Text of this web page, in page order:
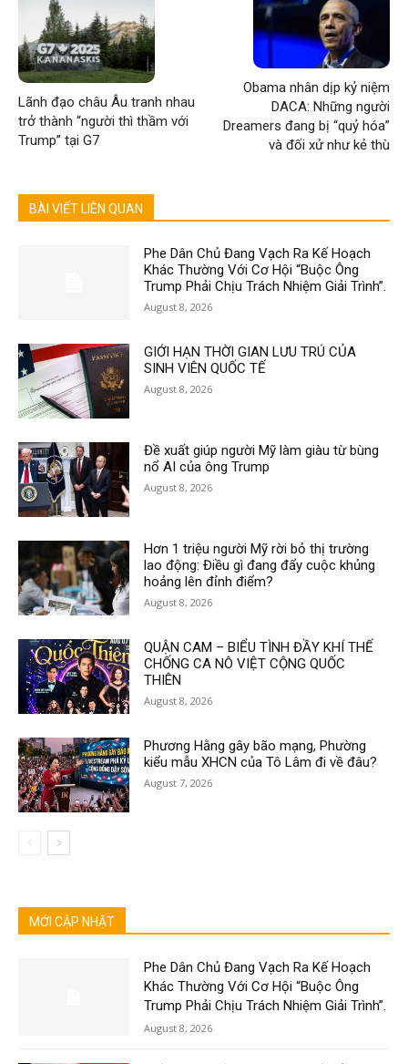
Lãnh đạo châu Âu tranh nhau
trở thành “người thì thầm với
Trump” tại G7
Obama nhân dịp kỷ niệm
DACA: Những người
Dreamers đang bị “quỷ hóa”
và đối xử như kẻ thù
BÀI VIẾT LIÊN QUAN
Phe Dân Chủ Đang Vạch Ra Kế Hoạch
Khác Thường Với Cơ Hội “Buộc Ông
Trump Phải Chịu Trách Nhiệm Giải Trình”.
August 8, 2026
GIỚI HẠN THỜI GIAN LƯU TRÚ CỦA
SINH VIÊN QUỐC TẾ
August 8, 2026
Đề xuất giúp người Mỹ làm giàu từ bùng
nổ AI của ông Trump
August 8, 2026
Hơn 1 triệu người Mỹ rời bỏ thị trường
lao động: Điều gì đang đẩy cuộc khủng
hoảng lên đỉnh điểm?
August 8, 2026
QUẬN CAM – BIỂU TÌNH ĐẦY KHÍ THẾ
CHỐNG CA NÔ VIỆT CỘNG QUỐC
THIÊN
August 8, 2026
Phương Hằng gây bão mạng, Phường
kiểu mẫu XHCN của Tô Lâm đi về đâu?
August 7, 2026
MỚI CẬP NHẬT
Phe Dân Chủ Đang Vạch Ra Kế Hoạch
Khác Thường Với Cơ Hội “Buộc Ông
Trump Phải Chịu Trách Nhiệm Giải Trình”.
August 8, 2026